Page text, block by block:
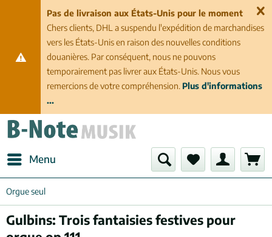
Pas de livraison aux États-Unis pour le moment
Chers clients, DHL a suspendu l'expédition de marchandises
vers les États-Unis en raison des nouvelles conditions
douanières. Par conséquent, nous ne pouvons
temporairement pas livrer aux États-Unis. Nous vous
remercions de votre compréhension. Plus d'informations
...
Menu
Orgue seul
Gulbins: Trois fantaisies festives pour